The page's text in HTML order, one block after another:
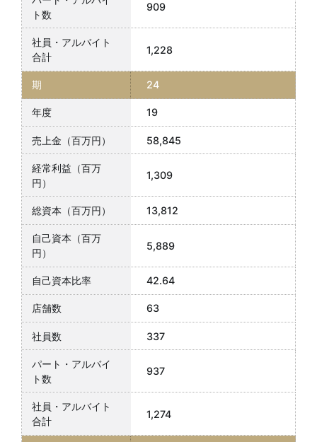
909
1,228
24
19
58,845
1,309
13,812
5,889
42.64
63
337
937
1,274